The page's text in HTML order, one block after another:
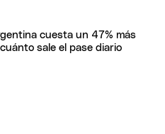
cuesta un 47% más
sale el pase diario